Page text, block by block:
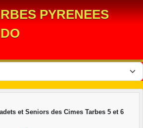
PYRENEES
et Seniors des Cimes Tarbes 5 et 6
cookies